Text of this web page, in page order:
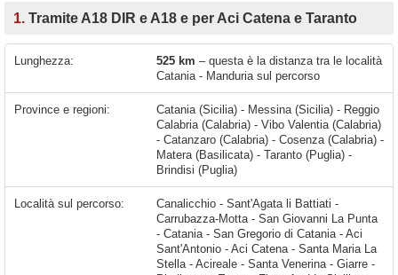
1. Tramite A18 DIR e A18 e per Aci Catena e Taranto
Lunghezza: 525 km – questa è la distanza tra le località
Catania - Manduria sul percorso
Province e regioni:
Catania (Sicilia) - Messina (Sicilia) - Reggio
Calabria (Calabria) - Vibo Valentia (Calabria)
- Catanzaro (Calabria) - Cosenza (Calabria) -
Matera (Basilicata) - Taranto (Puglia) -
Brindisi (Puglia)
Località sul percorso: Canalicchio - Sant'Agata li Battiati - Carrubazza-Motta - San Giovanni La Punta - Catania - San Gregorio di Catania - Aci Sant'Antonio - Aci Catena - Santa Maria La Stella - Acireale - Santa Venerina - Giarre - Piedimonte Etneo - Fiumefreddo Sicilia - Trappitello - Chianchitta - Giardini Naxos - Taormina - Mazzarò - Mazzeo - Furci Siculo - Roccalumera - Messina - Villa San Giovanni - Campo Calabro - Scilla - Bagnara Calabra - Ceramida-Pellegrina - Barritteri - Seminara - Palmi - Gioia Tauro - Rizziconi - Rosarno - Paravati - San Giovanni - Mileto